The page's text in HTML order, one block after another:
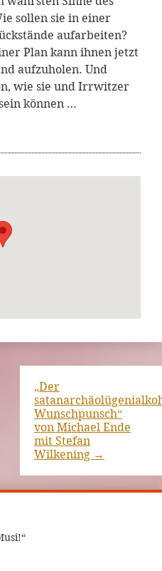
sollen sie in einer
aufarbeiten?
Plan kann ihnen jetzt
aufzuholen. Und
wie sie und Irrwitzer
können …
„Der
Wunschpunsch“
von Michael Ende
mit Stefan
Wilkening →